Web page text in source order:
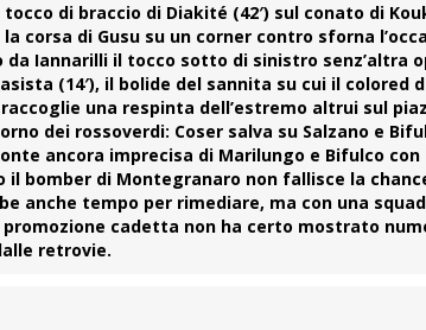
di braccio di Diakité (42′) sul conato di
corsa di Gusu su un corner contro sforna
Iannarilli il tocco sotto di sinistro senz’altra
(14′), il bolide del sannita su cui il colored
una respinta dell’estremo altrui sul
dei rossoverdi: Coser salva su Salzano e
ancora imprecisa di Marilungo e Bifulco
il bomber di Montegranaro non fallisce la
anche tempo per rimediare, ma con una
cadetta non ha certo mostrato
retrovie.